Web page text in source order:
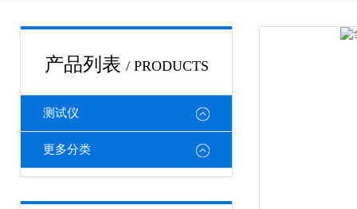
产品列表 / PRODUCTS
测试仪
更多分类